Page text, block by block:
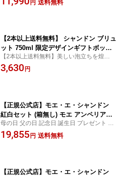
よるロゼ・シャンパンを気軽に楽しめるロ
円 送料無料
【2本以上送料無料】 シャンドン ブリュ
ット 750ml 限定デザインギフトボック
ス入り (スパークリングワイン 辛口)
／ CHANDON Limited Desgin Giftbo
【2本以上送料無料】美しい泡立ちを煌びや
かな七芒星の空で表現したボックス。大切
な人へのプレゼントや手土産に。
3,630 円
【正規公式店】モエ・エ・シャンドン
紅白セット (箱無し) モエ アンペリアル
& ロゼ アンペリアル ( シャンパン セッ
ト ブリュット 辛口) ギフト 結婚祝い プ
母の日 父の日 記念日 誕生日 プレゼント 内
祝い 結婚 祝い 結婚祝い 出産 お返し お祝い
結婚式 ギフト ごあいさつ ご挨拶 新築祝い
19,855 円 送料無料
【正規公式店】モエ・エ・シャンドン